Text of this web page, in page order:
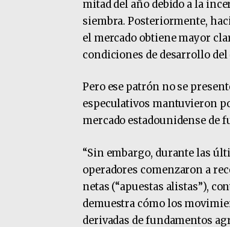
mitad del año debido a la
siembra. Posteriormente,
el mercado obtiene mayor
condiciones de desarrollo
Pero ese patrón no se
especulativos mantuvieron
mercado estadounidense de
“Sin embargo, durante las
operadores comenzaron a
netas (“apuestas alistas”),
demuestra cómo los
derivadas de fundamentos